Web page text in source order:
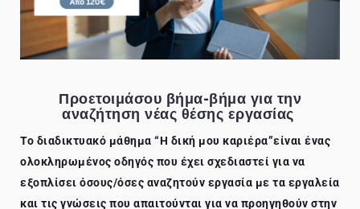
Προετοιμάσου βήμα-βήμα για την
αναζήτηση νέας θέσης εργασίας
Το διαδικτυακό μάθημα “Η δική μου καριέρα”είναι ένας
ολοκληρωμένος οδηγός που έχει σχεδιαστεί για να
εξοπλίσει όσους/όσες αναζητούν εργασία με τα εργαλεία
και τις γνώσεις που απαιτούνται για να προηγηθούν στην